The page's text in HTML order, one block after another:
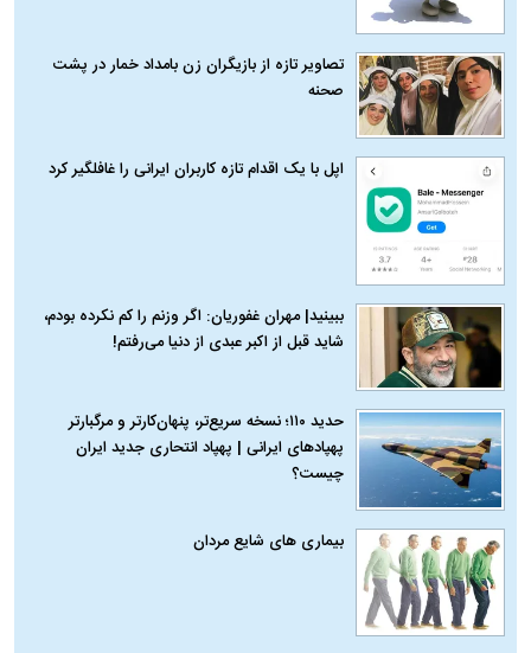
تصاویر تازه از بازیگران زن بامداد خمار در پشت
صحنه
اپل با یک اقدام تازه کاربران ایرانی را غافلگیر کرد
ببینید| مهران غفوریان: اگر وزنم را کم نکرده بودم،
شاید قبل از اکبر عبدی از دنیا می‌رفتم!
حدید ۱۱۰؛ نسخه سریع‌تر، پنهان‌کارتر و مرگبارتر
پهپادهای ایرانی | پهپاد انتحاری جدید ایران
چیست؟
بیماری‌ های شایع مردان